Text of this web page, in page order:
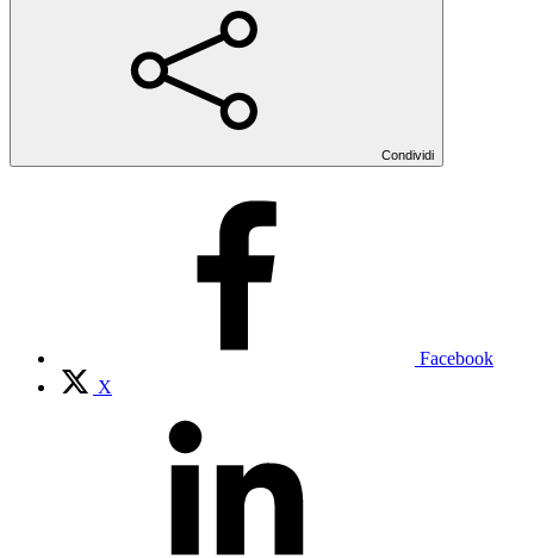
Condividi
Facebook
X